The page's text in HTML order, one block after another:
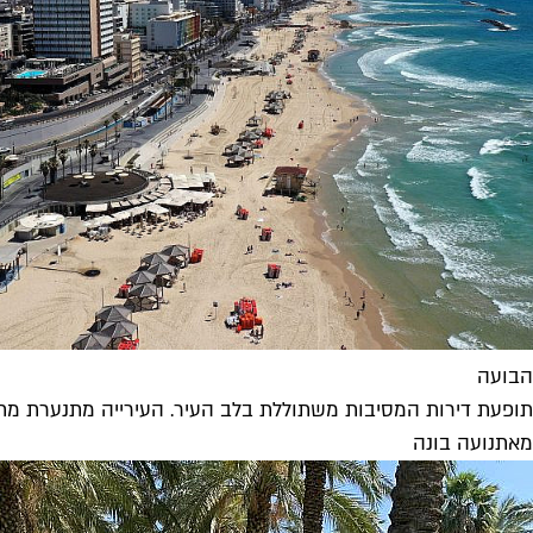
הבועה
תופעת דירות המסיבות משתוללת בלב העיר. העירייה מתנערת
מאתנועה בונה